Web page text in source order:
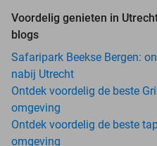
Voordelig genieten in
blogs
Safaripark Beekse Bergen:
nabij Utrecht
Ontdek voordelig de beste
omgeving
Ontdek voordelig de beste
omgeving